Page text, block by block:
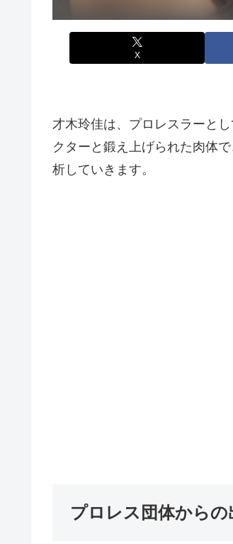
X
才木玲佳は、プロレスラーと
クターと鍛え上げられた肉体
析していきます。
プロレス団体から